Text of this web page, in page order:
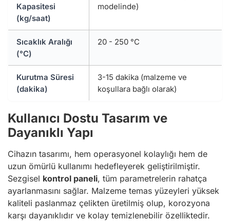
Kapasitesi
(kg/saat)
modelinde)
Sıcaklık Aralığı
(°C)
20 - 250 °C
Kurutma Süresi
(dakika)
3-15 dakika (malzeme ve
koşullara bağlı olarak)
Kullanıcı Dostu Tasarım ve
Dayanıklı Yapı
Cihazın tasarımı, hem operasyonel kolaylığı hem de
uzun ömürlü kullanımı hedefleyerek geliştirilmiştir.
Sezgisel kontrol paneli, tüm parametrelerin rahatça
ayarlanmasını sağlar. Malzeme temas yüzeyleri yüksek
kaliteli paslanmaz çelikten üretilmiş olup, korozyona
karşı dayanıklıdır ve kolay temizlenebilir özelliktedir.